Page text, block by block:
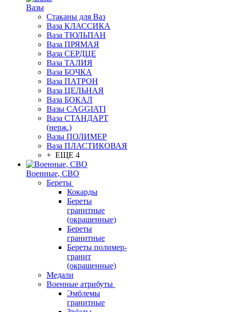
Вазы
Стаканы для Ваз
Ваза КЛАССИКА
Ваза ТЮЛЬПАН
Ваза ПРЯМАЯ
Ваза СЕРДЦЕ
Ваза ТАЛИЯ
Ваза БОЧКА
Ваза ПАТРОН
Ваза ЦЕЛЬНАЯ
Ваза БОКАЛ
Вазы CAGGIATI
Ваза СТАНДАРТ
(нерж.)
Вазы ПОЛИМЕР
Ваза ПЛАСТИКОВАЯ
+ ЕЩЕ 4
Военные, СВО
Береты
Кокарды
Береты
гранитные
(окрашенные)
Береты
гранитные
Береты полимер-
гранит
(окрашенные)
Медали
Военные атрибуты
Эмблемы
гранитные